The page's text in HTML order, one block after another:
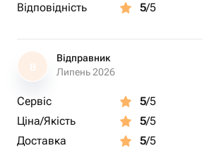
Відповідність
5/5
В
Відправник
Липень 2026
Сервіс 5/5
Ціна/Якість
5/5
Доставка
5/5